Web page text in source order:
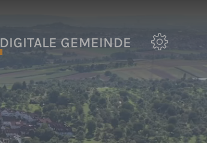
DIGITALE GEMEINDE